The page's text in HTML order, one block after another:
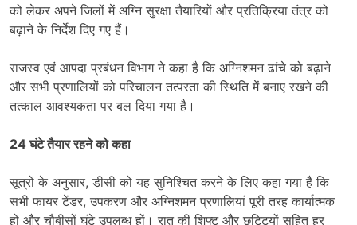
को लेकर अपने जिलों में अग्नि सुरक्षा तैयारियों और प्रतिक्रिया तंत्र को
बढ़ाने के निर्देश दिए गए हैं।
राजस्व एवं आपदा प्रबंधन विभाग ने कहा है कि अग्निशमन ढांचे को बढ़ाने
और सभी प्रणालियों को परिचालन तत्परता की स्थिति में बनाए रखने की
तत्काल आवश्यकता पर बल दिया गया है।
24 घंटे तैयार रहने को कहा
सूत्रों के अनुसार, डीसी को यह सुनिश्चित करने के लिए कहा गया है कि
सभी फायर टेंडर, उपकरण और अग्निशमन प्रणालियां पूरी तरह कार्यात्मक
हों और चौबीसों घंटे उपलब्ध हों। रात की शिफ्ट और छुट्टियों सहित हर